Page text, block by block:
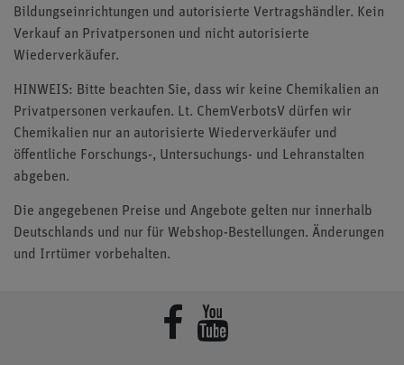
Bildungseinrichtungen und autorisierte Vertragshändler. Kein
Verkauf an Privatpersonen und nicht autorisierte
Wiederverkäufer.
HINWEIS: Bitte beachten Sie, dass wir keine Chemikalien an
Privatpersonen verkaufen. Lt. ChemVerbotsV dürfen wir
Chemikalien nur an autorisierte Wiederverkäufer und
öffentliche Forschungs-, Untersuchungs- und Lehranstalten
abgeben.
Die angegebenen Preise und Angebote gelten nur innerhalb
Deutschlands und nur für Webshop-Bestellungen. Änderungen
und Irrtümer vorbehalten.